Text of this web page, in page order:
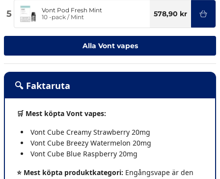
5
Vont Pod Fresh Mint
10 -pack / Mint 578,90 kr
Alla Vont vapes
🔍 Faktaruta
🛒 Mest köpta Vont vapes:
Vont Cube Creamy Strawberry 20mg
Vont Cube Breezy Watermelon 20mg
Vont Cube Blue Raspberry 20mg
⭐ Mest köpta produktkategori: Engångsvape är den